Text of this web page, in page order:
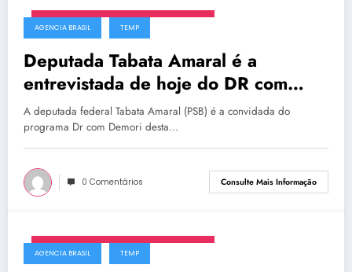
AGENCIA BRASIL TEMP
Deputada Tabata Amaral é a
entrevistada de hoje do DR com
Demori
A deputada federal Tabata Amaral (PSB) é a convidada do
programa Dr com Demori desta…
0 Comentários Consulte Mais Informação
AGENCIA BRASIL TEMP